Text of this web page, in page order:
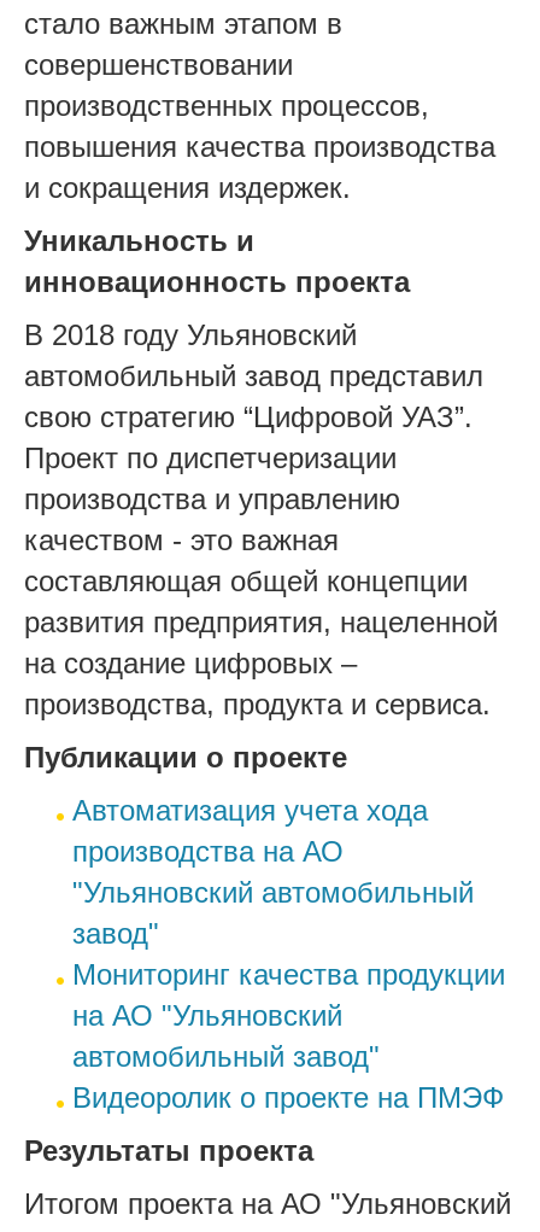
стало важным этапом в
совершенствовании
производственных процессов,
повышения качества производства
и сокращения издержек.
Уникальность и
инновационность проекта
В 2018 году Ульяновский
автомобильный завод представил
свою стратегию “Цифровой УАЗ”.
Проект по диспетчеризации
производства и управлению
качеством - это важная
составляющая общей концепции
развития предприятия, нацеленной
на создание цифровых –
производства, продукта и сервиса.
Публикации о проекте
Автоматизация учета хода
производства на АО
"Ульяновский автомобильный
завод"
Мониторинг качества продукции
на АО "Ульяновский
автомобильный завод"
Видеоролик о проекте на ПМЭФ
Результаты проекта
Итогом проекта на АО "Ульяновский